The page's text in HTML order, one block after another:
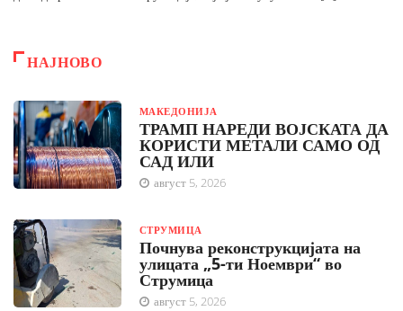
НАЈНОВО
МАКЕДОНИЈА
ТРАМП НАРЕДИ ВОЈСКАТА ДА
КОРИСТИ МЕТАЛИ САМО ОД
САД ИЛИ
август 5, 2026
СТРУМИЦА
Почнува реконструкцијата на
улицата „5-ти Ноември“ во
Струмица
август 5, 2026